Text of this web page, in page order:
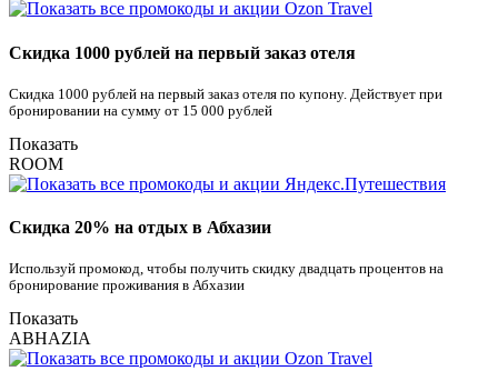
Скидка 1000 рублей на первый заказ отеля
Скидка 1000 рублей на первый заказ отеля по купону. Действует при
бронировании на сумму от 15 000 рублей
Показать
ROOM
Скидка 20% на отдых в Абхазии
Используй промокод, чтобы получить скидку двадцать процентов на
бронирование проживания в Абхазии
Показать
ABHAZIA